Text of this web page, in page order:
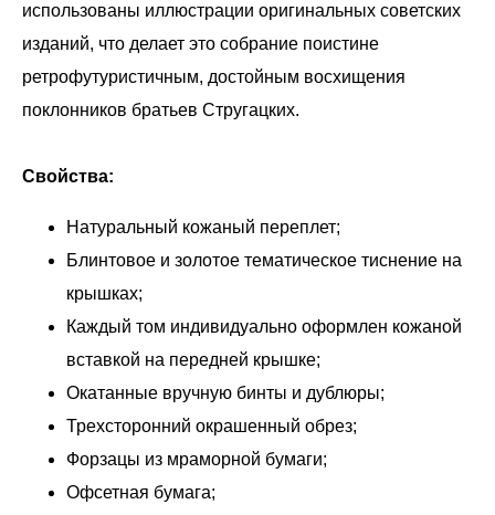
использованы иллюстрации оригинальных советских
изданий, что делает это собрание поистине
ретрофутуристичным, достойным восхищения
поклонников братьев Стругацких.
Свойства:
Натуральный кожаный переплет;
Блинтовое и золотое тематическое тиснение на
крышках;
Каждый том индивидуально оформлен кожаной
вставкой на передней крышке;
Окатанные вручную бинты и дублюры;
Трехсторонний окрашенный обрез;
Форзацы из мраморной бумаги;
Офсетная бумага;